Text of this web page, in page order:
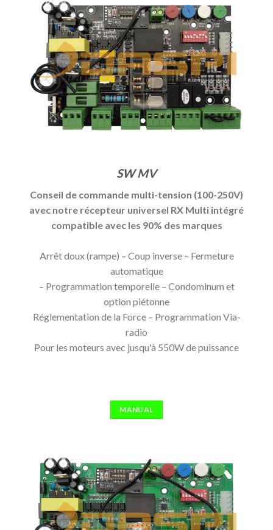
SW MV
Conseil de commande multi-tension (100-250V)
avec notre récepteur universel RX Multi intégré
compatible avec les 90% des marques
Arrêt doux (rampe) – Coup inverse – Fermeture
automatique
– Programmation temporelle – Condominum et
option piétonne
Réglementation de la Force – Programmation Via-
radio
Pour les moteurs avec jusqu'à 550W de puissance
MANUAL